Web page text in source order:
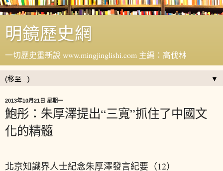
明鏡歷史網
一切歷史重新說 www.mingjinglishi.com 主編：高伐林
▼
2013年10月21日 星期一
鮑彤：朱厚澤提出“三寬”抓住了中國文
化的精髓
北京知識界人士紀念朱厚澤發言紀要（12）